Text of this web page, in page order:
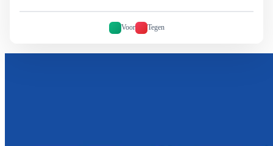
Voor Tegen